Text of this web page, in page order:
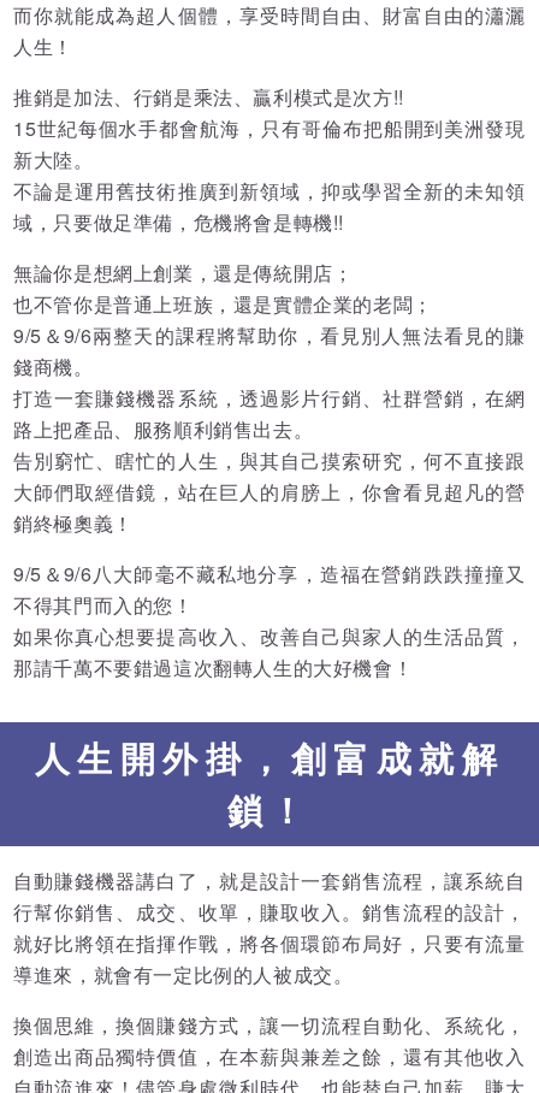
而你就能成為超人個體，享受時間自由、財富自由的瀟灑
人生！
推銷是加法、行銷是乘法、贏利模式是次方!!
15世紀每個水手都會航海，只有哥倫布把船開到美洲發現
新大陸。
不論是運用舊技術推廣到新領域，抑或學習全新的未知領
域，只要做足準備，危機將會是轉機!!
無論你是想網上創業，還是傳統開店；
也不管你是普通上班族，還是實體企業的老闆；
9/5＆9/6兩整天的課程將幫助你，看見別人無法看見的賺
錢商機。
打造一套賺錢機器系統，透過影片行銷、社群營銷，在網
路上把產品、服務順利銷售出去。
告別窮忙、瞎忙的人生，與其自己摸索研究，何不直接跟
大師們取經借鏡，站在巨人的肩膀上，你會看見超凡的營
銷終極奧義！
9/5＆9/6八大師毫不藏私地分享，造福在營銷跌跌撞撞又
不得其門而入的您！
如果你真心想要提高收入、改善自己與家人的生活品質，
那請千萬不要錯過這次翻轉人生的大好機會！
人生開外掛，創富成就解
鎖！
自動賺錢機器講白了，就是設計一套銷售流程，讓系統自
行幫你銷售、成交、收單，賺取收入。銷售流程的設計，
就好比將領在指揮作戰，將各個環節布局好，只要有流量
導進來，就會有一定比例的人被成交。
換個思維，換個賺錢方式，讓一切流程自動化、系統化，
創造出商品獨特價值，在本薪與兼差之餘，還有其他收入